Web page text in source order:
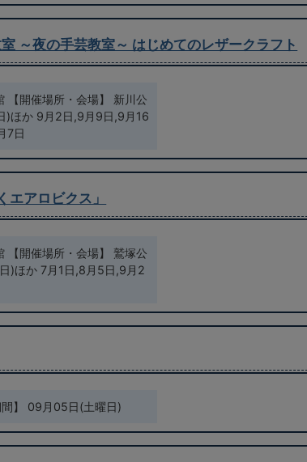
～夜の手芸教室～ はじめてのレザークラフト
【開催場所・会場】 新川公
)ほか 9月2日,9月9日,9月16
7日
エアロビクス」
【開催場所・会場】 鷲塚公
)ほか 7月1日,8月5日,9月2
間】 09月05日(土曜日)